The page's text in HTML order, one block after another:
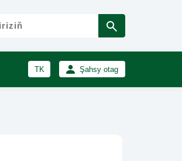
TK
RU
Şahsy otag